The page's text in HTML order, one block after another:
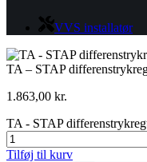
VVS installatør
TA – STAP
1.863,00 kr.
TA - STAP
Tilføj til kurv